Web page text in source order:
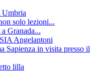
solo lezioni...
Granada...
Angelantoni
Sapienza in visita presso il
lilla